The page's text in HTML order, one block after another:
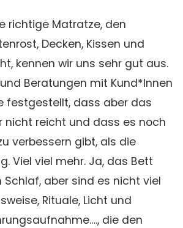
richtige Matratze, den
Decken, Kissen und
kennen wir uns sehr gut aus.
Beratungen mit Kund*Innen
festgestellt, dass aber das
nicht reicht und dass es noch
verbessern gibt, als die
Viel viel mehr. Ja, das Bett
aber sind es nicht viel
Rituale, Licht und
die den